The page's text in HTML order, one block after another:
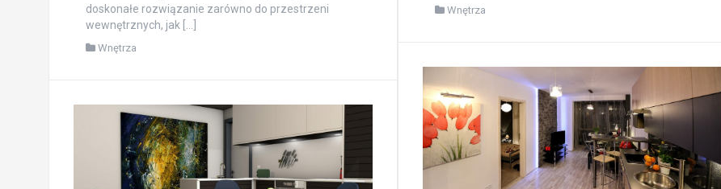
doskonałe rozwiązanie zarówno do przestrzeni
wewnętrznych, jak […]
Wnętrza
Wnętrza